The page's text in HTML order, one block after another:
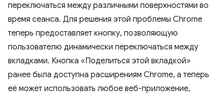
переключаться между различными поверхностями во
время сеанса. Для решения этой проблемы Chrome
теперь предоставляет кнопку, позволяющую
пользователю динамически переключаться между
вкладками. Кнопка «Поделиться этой вкладкой»
ранее была доступна расширениям Chrome, а теперь
её может использовать любое веб-приложение,